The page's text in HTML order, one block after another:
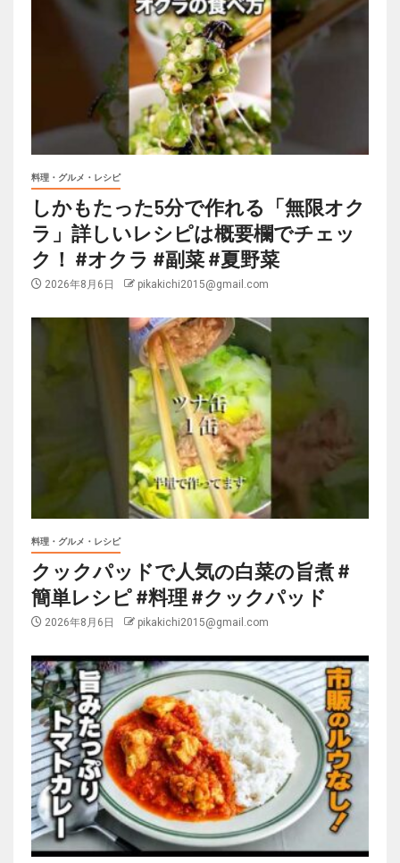
料理・グルメ・レシピ
しかもたった5分で作れる「無限オク
ラ」詳しいレシピは概要欄でチェッ
ク！ #オクラ #副菜 #夏野菜
2026年8月6日 pikakichi2015@gmail.com
料理・グルメ・レシピ
クックパッドで人気の白菜の旨煮 #
簡単レシピ #料理 #クックパッド
2026年8月6日 pikakichi2015@gmail.com